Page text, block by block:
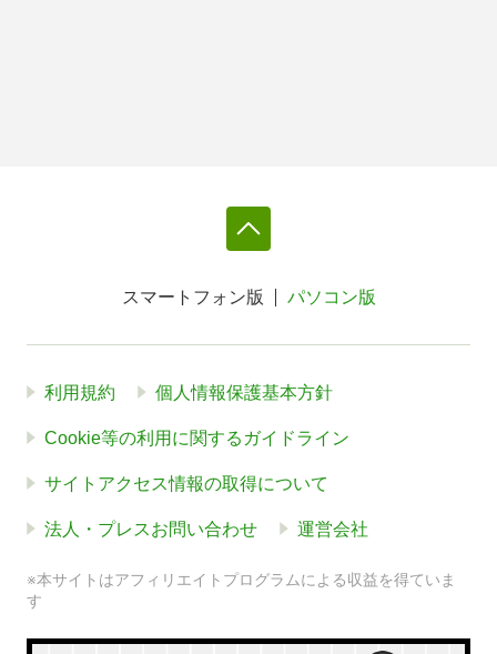
スマートフォン版 パソコン版
利用規約 個人情報保護基本方針
Cookie等の利用に関するガイドライン
サイトアクセス情報の取得について
法人・プレスお問い合わせ 運営会社
※本サイトはアフィリエイトプログラムによる収益を得ていま
す